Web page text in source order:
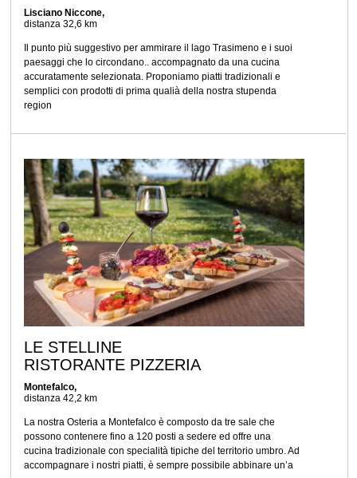
Lisciano Niccone,
distanza 32,6 km
Il punto più suggestivo per ammirare il lago Trasimeno e i suoi
paesaggi che lo circondano.. accompagnato da una cucina
accuratamente selezionata. Proponiamo piatti tradizionali e
semplici con prodotti di prima qualià della nostra stupenda
region
LE STELLINE
RISTORANTE PIZZERIA
Montefalco,
distanza 42,2 km
La nostra Osteria a Montefalco è composto da tre sale che
possono contenere fino a 120 posti a sedere ed offre una
cucina tradizionale con specialità tipiche del territorio umbro. Ad
accompagnare i nostri piatti, è sempre possibile abbinare un’a